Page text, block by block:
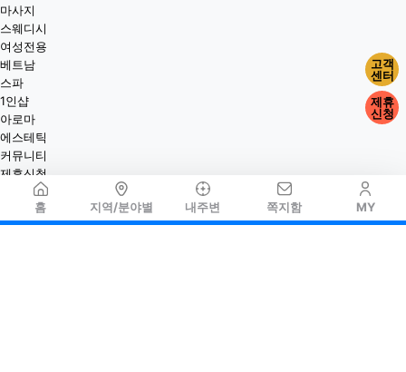
홈 지역/분야별 내주변 쪽지함 MY
마사지
스웨디시
여성전용
베트남
스파
1인샵
아로마
에스테틱
커뮤니티
제휴신청
고객
센터
제휴
신청